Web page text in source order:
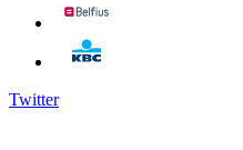
Twitter